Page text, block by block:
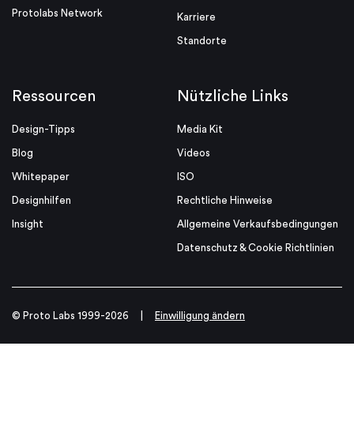
Protolabs Network Karriere
Standorte
Ressourcen
Design-Tipps
Blog
Whitepaper
Designhilfen
Insight
Nützliche Links
Media Kit
Videos
ISO
Rechtliche Hinweise
Allgemeine Verkaufsbedingungen
Datenschutz & Cookie Richtlinien
© Proto Labs 1999-2026 Einwilligung ändern